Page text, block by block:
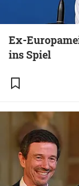
Ex-
ins Spiel